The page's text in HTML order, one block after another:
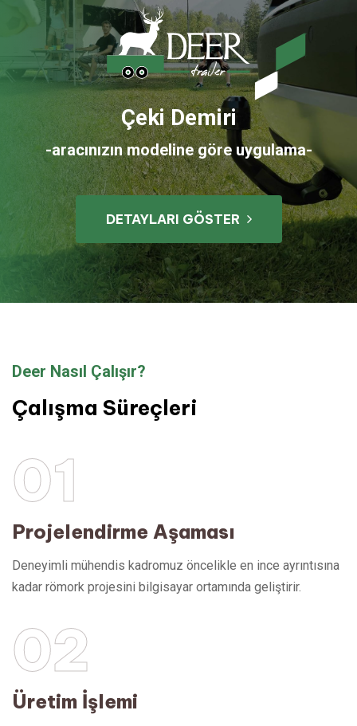
Çeki Demiri
-aracınızın modeline göre uygulama-
DETAYLARI GÖSTER
Deer Nasıl Çalışır?
Çalışma Süreçleri
01
Projelendirme Aşaması
Deneyimli mühendis kadromuz öncelikle en ince ayrıntısına
kadar römork projesini bilgisayar ortamında geliştirir.
02
Üretim İşlemi